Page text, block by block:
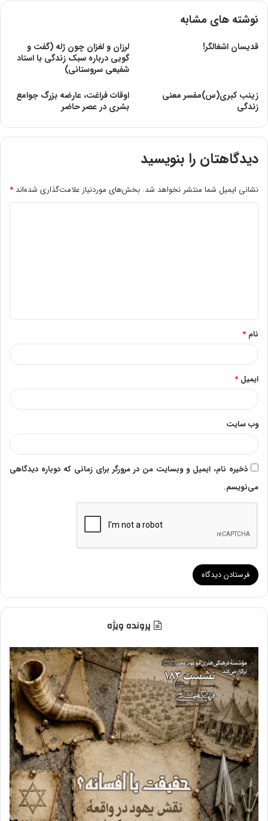
نوشته های مشابه
قدیسان اشغالگر!
لرزان و لغزان چون ژله (گفت و
گویی درباره سبک زندگی با استاد
شفیعی سروستانی)
زینب کبرى(س)مفسر معنى
زندگى
اوقات فراغت، عارضه بزرگ جوامع
بشرى در عصر حاضر
دیدگاهتان را بنویسید
نشانی ایمیل شما منتشر نخواهد شد. بخش‌های موردنیاز علامت‌گذاری شده‌اند *
*
نام *
ایمیل *
وب‌ سایت
ذخیره نام، ایمیل و وبسایت من در مرورگر برای زمانی که دوباره دیدگاهی
می‌نویسم.
پرونده ویژه